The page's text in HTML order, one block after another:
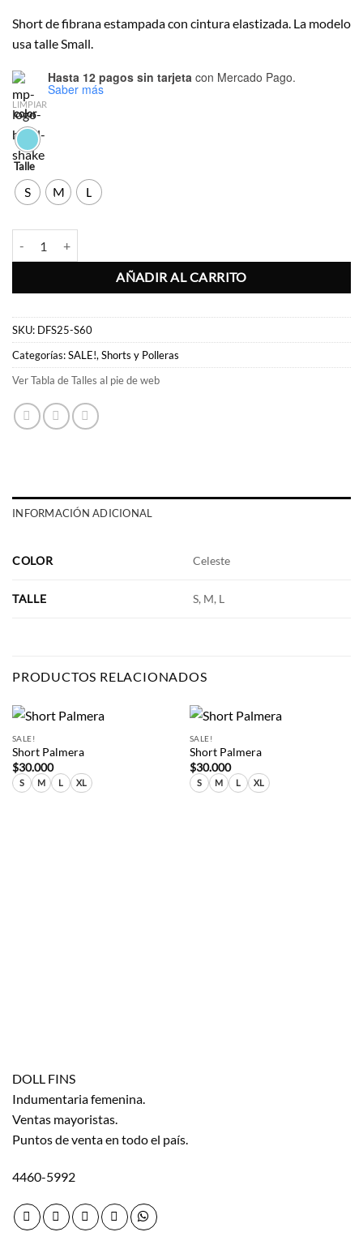
Short de fibrana estampada con cintura elastizada. La modelo
usa talle Small.
Hasta 12 pagos sin tarjeta con Mercado Pago.
Saber más
color
Talle
S M L
LIMPIAR
AÑADIR AL CARRITO
SKU: DFS25-S60
Categorías:SALE!, Shorts y Polleras
Ver Tabla de Talles al pie de web
INFORMACIÓN ADICIONAL
COLOR Celeste
TALLE S, M, L
PRODUCTOS RELACIONADOS
SALE!
Short Palmera
$30.000
S M L XL
SALE!
Short Palmera
$30.000
S M L XL
DOLL FINS
Indumentaria femenina.
Ventas mayoristas.
Puntos de venta en todo el país.
4460-5992